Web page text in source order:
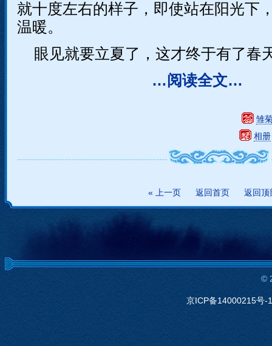
就十度左右的样子，即使站在阳光下
温暖。
眼见就要立夏了，这才终于有了春
…阅读全文…
雏
相册
« 上一页 返回首页 返回顶
©
京ICP备14000215号-1